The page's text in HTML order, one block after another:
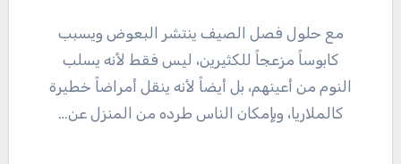
مع حلول فصل الصيف ينتشر البعوض ويسبب
كابوساً مزعجاً للكثيرين، ليس فقط لأنه يسلب
النوم من أعينهم، بل أيضاً لأنه ينقل أمراضاً خطيرة
كالملاريا، وبإمكان الناس طرده من المنزل عن…